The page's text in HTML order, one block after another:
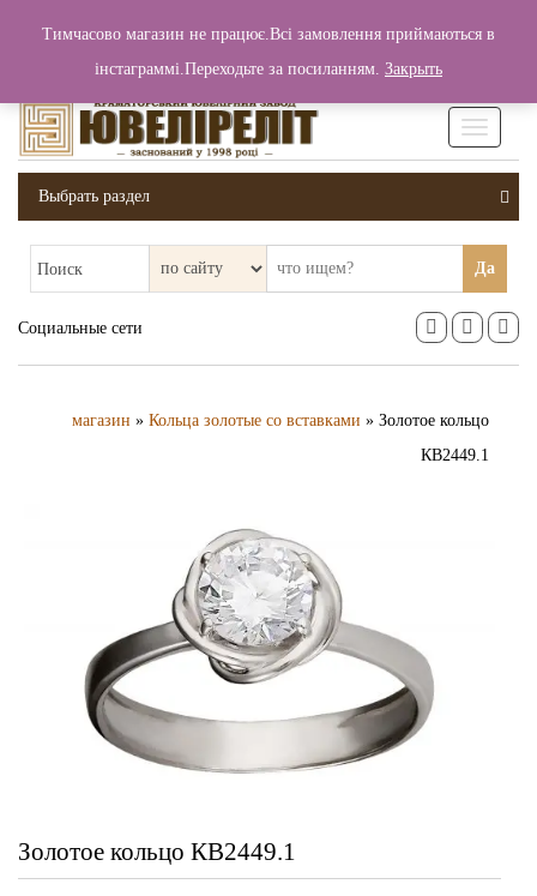
Вход / Регистрация 0 грн.
Выбрать раздел
Поиск Да
Социальные сети
магазин » Кольца золотые со вставками » Золотое кольцо
КВ2449.1
Золотое кольцо КВ2449.1
Тимчасово магазин не працює.Всі замовлення приймаються в
інстаграммі.Переходьте за посиланням. Закрыть